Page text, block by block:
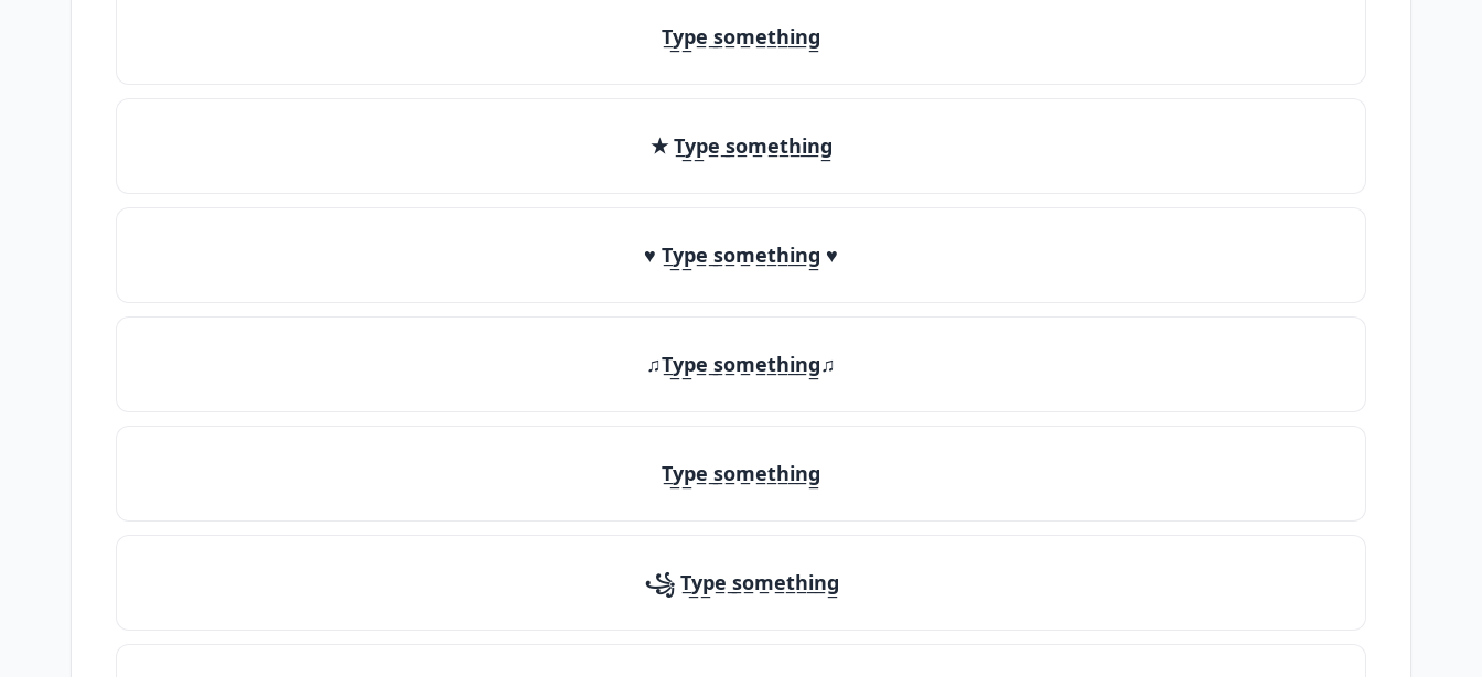
T̲y̲p̲e̲ ̲s̲o̲m̲e̲t̲h̲i̲n̲g̲
★ T̲y̲p̲e̲ ̲s̲o̲m̲e̲t̲h̲i̲n̲g̲
♥ T̲y̲p̲e̲ ̲s̲o̲m̲e̲t̲h̲i̲n̲g̲ ♥
♫T̲y̲p̲e̲ ̲s̲o̲m̲e̲t̲h̲i̲n̲g̲♫
T̲y̲p̲e̲ ̲s̲o̲m̲e̲t̲h̲i̲n̲g̲
꧁ T̲y̲p̲e̲ ̲s̲o̲m̲e̲t̲h̲i̲n̲g̲